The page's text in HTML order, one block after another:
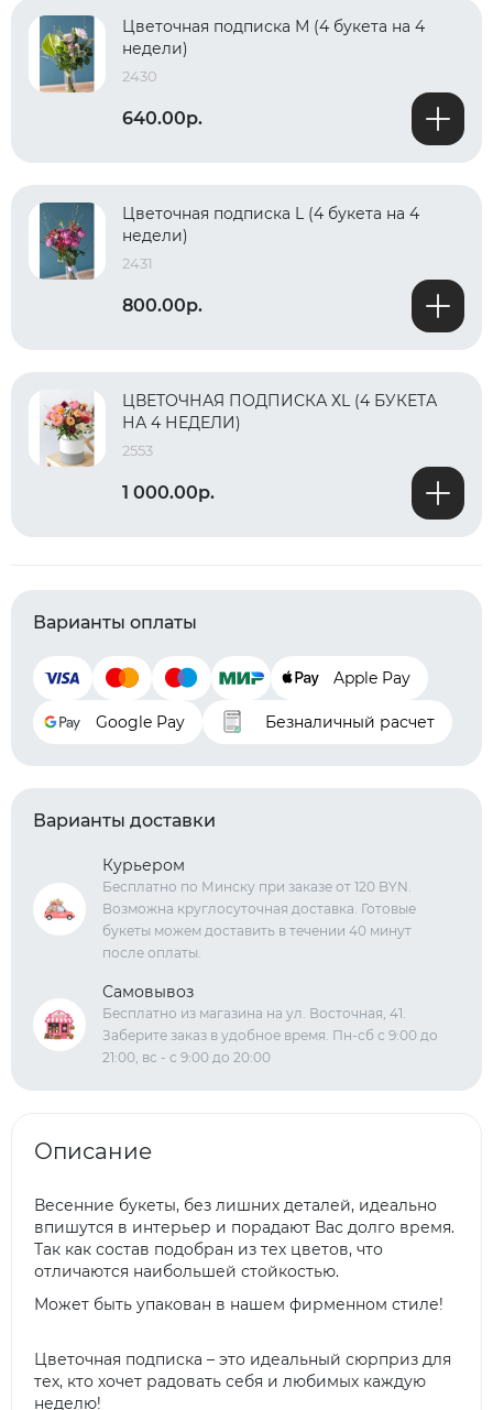
Цветочная подписка М (4 букета на 4
недели)
2430
640.00р.
Цветочная подписка L (4 букета на 4
недели)
2431
800.00р.
ЦВЕТОЧНАЯ ПОДПИСКА ХL (4 БУКЕТА
НА 4 НЕДЕЛИ)
2553
1 000.00р.
Варианты оплаты
Apple Pay
Google Pay Безналичный расчет
Варианты доставки
Курьером
Бесплатно по Минску при заказе от 120 BYN.
Возможна круглосуточная доставка. Готовые
букеты можем доставить в течении 40 минут
после оплаты.
Самовывоз
Бесплатно из магазина на ул. Восточная, 41.
Заберите заказ в удобное время. Пн-сб с 9:00 до
21:00, вс - с 9:00 до 20:00
Описание
Весенние букеты, без лишних деталей, идеально
впишутся в интерьер и порадают Вас долго время.
Так как состав подобран из тех цветов, что
отличаются наибольшей стойкостью.
Может быть упакован в нашем фирменном стиле!
Цветочная подписка – это идеальный сюрприз для
тех, кто хочет радовать себя и любимых каждую
неделю!